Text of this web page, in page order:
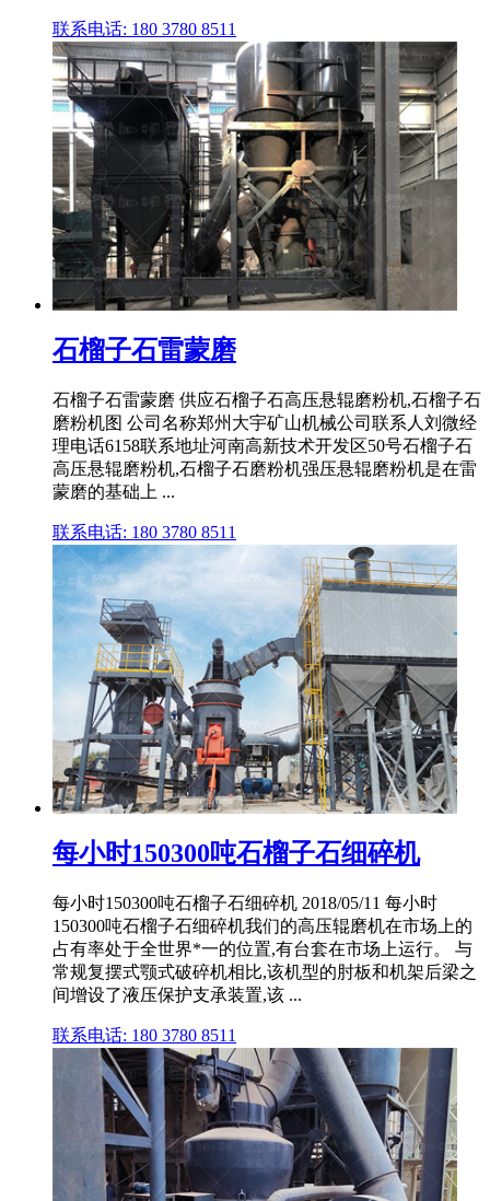
联系电话: 180 3780 8511
石榴子石雷蒙磨
石榴子石雷蒙磨 供应石榴子石高压悬辊磨粉机,石榴子石
磨粉机图 公司名称郑州大宇矿山机械公司联系人刘微经
理电话6158联系地址河南高新技术开发区50号石榴子石
高压悬辊磨粉机,石榴子石磨粉机强压悬辊磨粉机是在雷
蒙磨的基础上 ...
联系电话: 180 3780 8511
每小时150300吨石榴子石细碎机
每小时150300吨石榴子石细碎机 2018/05/11 每小时
150300吨石榴子石细碎机我们的高压辊磨机在市场上的
占有率处于全世界*一的位置,有台套在市场上运行。 与
常规复摆式颚式破碎机相比,该机型的肘板和机架后梁之
间增设了液压保护支承装置,该 ...
联系电话: 180 3780 8511